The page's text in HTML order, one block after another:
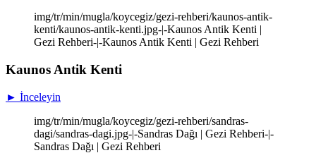
img/tr/min/mugla/koycegiz/gezi-rehberi/kaunos-antik-
kenti/kaunos-antik-kenti.jpg-|-Kaunos Antik Kenti |
Gezi Rehberi-|-Kaunos Antik Kenti | Gezi Rehberi
Kaunos Antik Kenti
► İnceleyin
img/tr/min/mugla/koycegiz/gezi-rehberi/sandras-
dagi/sandras-dagi.jpg-|-Sandras Dağı | Gezi Rehberi-|-
Sandras Dağı | Gezi Rehberi